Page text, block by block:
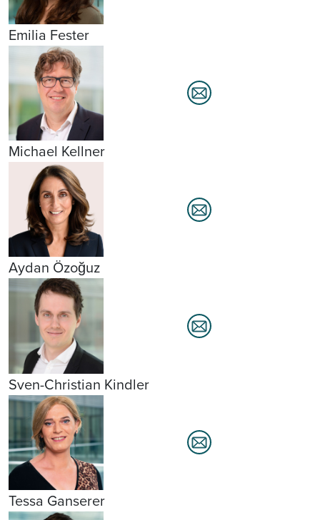
Emilia Fester
Michael Kellner
Aydan Özoğuz
Sven-Christian Kindler
Tessa Ganserer